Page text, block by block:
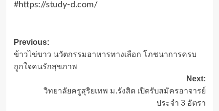
#https://study-d.com/
Post
navigation
Previous:
ข้าวไข่ขาว นวัตกรรมอาหารทางเลือก โภชนาการครบ
ถูกใจคนรักสุขภาพ
Next:
วิทยาลัยครูสุริยเทพ ม.รังสิต เปิดรับสมัครอาจารย์
ประจำ 3 อัตรา